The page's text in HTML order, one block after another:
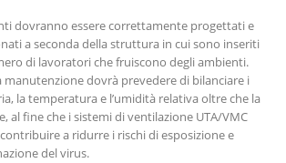
dovranno essere correttamente progettati e
a seconda della struttura in cui sono inseriti
di lavoratori che fruiscono degli ambienti.
manutenzione dovrà prevedere di bilanciare i
la temperatura e l’umidità relativa oltre che la
al fine che i sistemi di ventilazione UTA/VMC
a ridurre i rischi di esposizione e
del virus.